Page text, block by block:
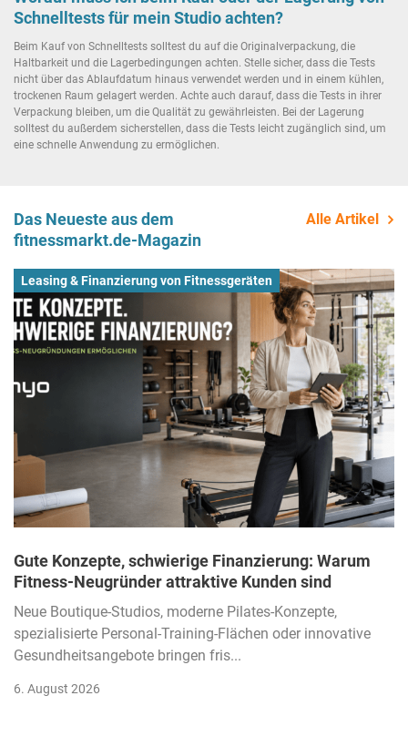
Schnelltests für mein Studio achten?
Beim Kauf von Schnelltests solltest du auf die Originalverpackung, die
Haltbarkeit und die Lagerbedingungen achten. Stelle sicher, dass die Tests
nicht über das Ablaufdatum hinaus verwendet werden und in einem kühlen,
trockenen Raum gelagert werden. Achte auch darauf, dass die Tests in ihrer
Verpackung bleiben, um die Qualität zu gewährleisten. Bei der Lagerung
solltest du außerdem sicherstellen, dass die Tests leicht zugänglich sind, um
eine schnelle Anwendung zu ermöglichen.
Das Neueste aus dem
fitnessmarkt.de-Magazin
Alle Artikel
Leasing & Finanzierung von Fitnessgeräten
Gute Konzepte, schwierige Finanzierung: Warum
Fitness-Neugründer attraktive Kunden sind
Neue Boutique-Studios, moderne Pilates-Konzepte,
spezialisierte Personal-Training-Flächen oder innovative
Gesundheitsangebote bringen fris...
6. August 2026